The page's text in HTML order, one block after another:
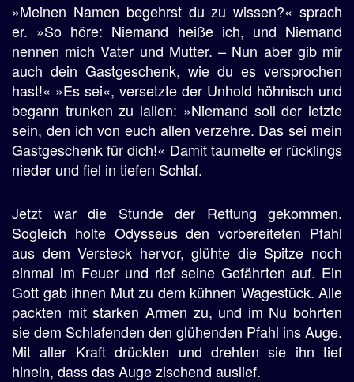
»Meinen Namen begehrst du zu wissen?« sprach
er. »So höre: Niemand heiße ich, und Niemand
nennen mich Vater und Mutter. – Nun aber gib mir
auch dein Gastgeschenk, wie du es versprochen
hast!« »Es sei«, versetzte der Unhold höhnisch und
begann trunken zu lallen: »Niemand soll der letzte
sein, den ich von euch allen verzehre. Das sei mein
Gastgeschenk für dich!« Damit taumelte er rücklings
nieder und fiel in tiefen Schlaf.
Jetzt war die Stunde der Rettung gekommen.
Sogleich holte Odysseus den vorbereiteten Pfahl
aus dem Versteck hervor, glühte die Spitze noch
einmal im Feuer und rief seine Gefährten auf. Ein
Gott gab ihnen Mut zu dem kühnen Wagestück. Alle
packten mit starken Armen zu, und im Nu bohrten
sie dem Schlafenden den glühenden Pfahl ins Auge.
Mit aller Kraft drückten und drehten sie ihn tief
hinein, dass das Auge zischend auslief.